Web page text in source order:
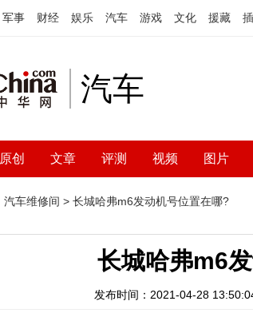
军事 财经 娱乐 汽车 游戏 文化 援藏
汽车
原创 文章 评测 视频 图片
汽车维修间 > 长城哈弗m6发动机号位置在哪?
长城哈弗m6
发布时间：2021-04-28